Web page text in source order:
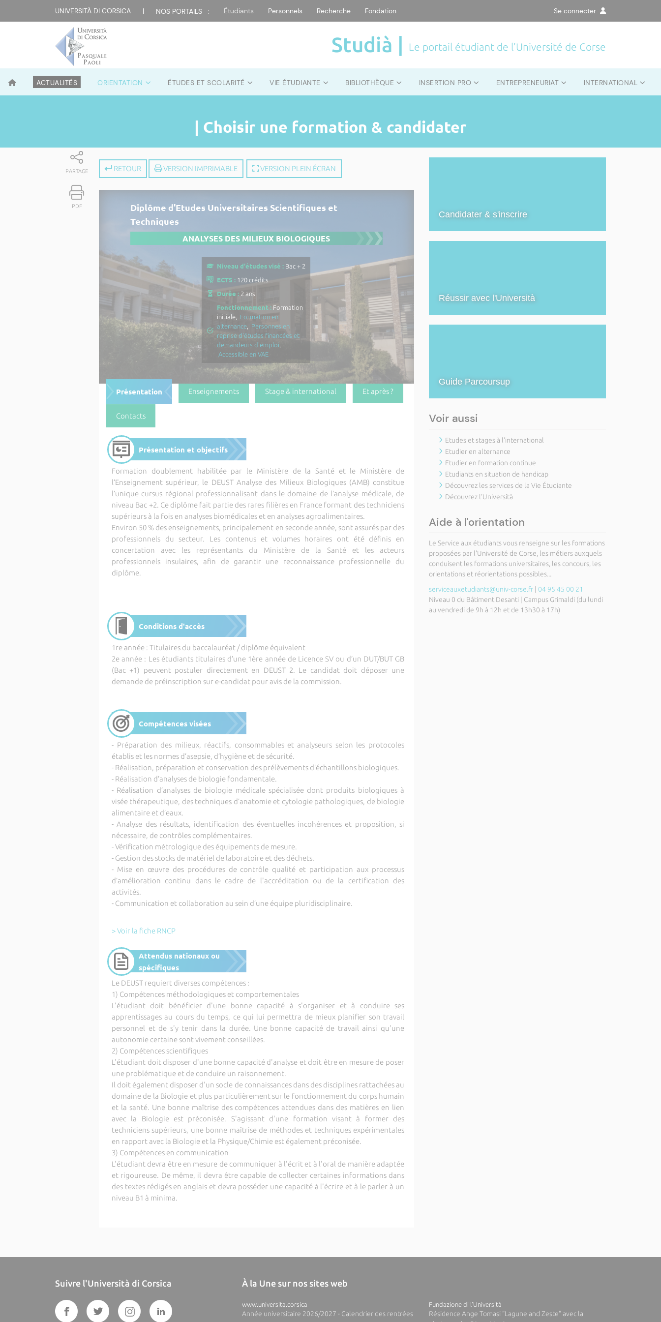
UNIVERSITÀ DI CORSICA | NOS PORTAILS : Étudiants Personnels Recherche Fondation Se connecter
Studià | Le portail étudiant de l'Université de Corse
ACTUALITÉS ORIENTATION ÉTUDES ET SCOLARITÉ VIE ÉTUDIANTE BIBLIOTHÈQUE INSERTION PRO ENTREPRENEURIAT INTERNATIONAL
| Choisir une formation & candidater
PARTAGE
PDF
RETOUR VERSION IMPRIMABLE VERSION PLEIN ÉCRAN
Diplôme d'Etudes Universitaires Scientifiques et
Techniques
ANALYSES DES MILIEUX BIOLOGIQUES
Niveau d'études visé : Bac + 2
ECTS : 120 crédits
Durée : 2 ans
Fonctionnement : Formation
initiale, Formation en
alternance
Personnes en
reprise d'études financées et
demandeurs d'emploi
Accessible en VAE
Présentation Enseignements Stage & international Et après ?
Contacts
Présentation et objectifs
Formation doublement habilitée par le Ministère de la Santé et le Ministère de
l’Enseignement supérieur, le DEUST Analyse des Milieux Biologiques (AMB) constitue
l’unique cursus régional professionnalisant dans le domaine de l’analyse médicale, de
niveau Bac +2. Ce diplôme fait partie des rares filières en France formant des techniciens
supérieurs à la fois en analyses biomédicales et en analyses agroalimentaires.
Environ 50 % des enseignements, principalement en seconde année, sont assurés par des
professionnels du secteur. Les contenus et volumes horaires ont été définis en
concertation avec les représentants du Ministère de la Santé et les acteurs
professionnels insulaires, afin de garantir une reconnaissance professionnelle du
diplôme.
Conditions d'accès
1re année : Titulaires du baccalauréat / diplôme équivalent
2e année : Les étudiants titulaires d’une 1ère année de Licence SV ou d’un DUT/BUT GB
(Bac +1) peuvent postuler directement en DEUST 2. Le candidat doit déposer une
demande de préinscription sur e-candidat pour avis de la commission.
Compétences visées
- Préparation des milieux, réactifs, consommables et analyseurs selon les protocoles
établis et les normes d’asepsie, d’hygiène et de sécurité.
- Réalisation, préparation et conservation des prélèvements d’échantillons biologiques.
- Réalisation d’analyses de biologie fondamentale.
- Réalisation d’analyses de biologie médicale spécialisée dont produits biologiques à
visée thérapeutique, des techniques d’anatomie et cytologie pathologiques, de biologie
alimentaire et d’eaux.
- Analyse des résultats, identification des éventuelles incohérences et proposition, si
nécessaire, de contrôles complémentaires.
- Vérification métrologique des équipements de mesure.
- Gestion des stocks de matériel de laboratoire et des déchets.
- Mise en œuvre des procédures de contrôle qualité et participation aux processus
d’amélioration continu dans le cadre de l'accréditation ou de la certification des
activités.
- Communication et collaboration au sein d’une équipe pluridisciplinaire.
> Voir la fiche RNCP
Attendus nationaux ou
spécifiques
Le DEUST requiert diverses compétences :
1) Compétences méthodologiques et comportementales
L'étudiant doit bénéficier d'une bonne capacité à s'organiser et à conduire ses
apprentissages au cours du temps, ce qui lui permettra de mieux planifier son travail
personnel et de s'y tenir dans la durée. Une bonne capacité de travail ainsi qu'une
autonomie certaine sont vivement conseillées.
2) Compétences scientifiques
L'étudiant doit disposer d'une bonne capacité d'analyse et doit être en mesure de poser
une problématique et de conduire un raisonnement.
Il doit également disposer d'un socle de connaissances dans des disciplines rattachées au
domaine de la Biologie et plus particulièrement sur le fonctionnement du corps humain
et la santé. Une bonne maîtrise des compétences attendues dans des matières en lien
avec la Biologie est préconisée. S'agissant d'une formation visant à former des
techniciens supérieurs, une bonne maîtrise de méthodes et techniques expérimentales
en rapport avec la Biologie et la Physique/Chimie est également préconisée.
3) Compétences en communication
L'étudiant devra être en mesure de communiquer à l'écrit et à l'oral de manière adaptée
et rigoureuse. De même, il devra être capable de collecter certaines informations dans
des textes rédigés en anglais et devra posséder une capacité à l'écrire et à le parler à un
niveau B1 à minima.
Candidater & s'inscrire
Réussir avec l'Università
Guide Parcoursup
Voir aussi
Etudes et stages à l'international
Etudier en alternance
Etudier en formation continue
Etudiants en situation de handicap
Découvrez les services de la Vie Étudiante
Découvrez l'Università
Aide à l'orientation
Le Service aux étudiants vous renseigne sur les formations
proposées par l'Université de Corse, les métiers auxquels
conduisent les formations universitaires, les concours, les
orientations et réorientations possibles...
serviceauxetudiants@univ-corse.fr| 04 95 45 00 21
Niveau 0 du Bâtiment Desanti | Campus Grimaldi (du lundi
au vendredi de 9h à 12h et de 13h30 à 17h)
Suivre l'Università di Corsica À la Une sur nos sites web
www.universita.corsica
Année universitaire 2026/2027 - Calendrier des rentrées
Fundazione di l'Università
Résidence Ange Tomasi "Lagune and Zeste" avec la